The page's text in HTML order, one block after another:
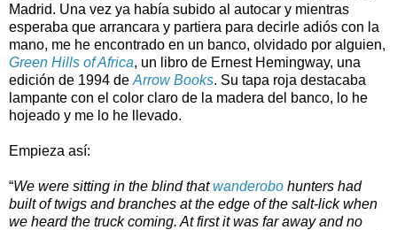
Madrid. Una vez ya había subido al autocar y mientras
esperaba que arrancara y partiera para decirle adiós con la
mano, me he encontrado en un banco, olvidado por alguien,
Green Hills of Africa, un libro de Ernest Hemingway, una
edición de 1994 de Arrow Books. Su tapa roja destacaba
lampante con el color claro de la madera del banco, lo he
hojeado y me lo he llevado.
Empieza así:
“We were sitting in the blind thatwanderobo hunters had
built of twigs and branches at the edge of the salt-lick when
we heard the truck coming. At first it was far away and no